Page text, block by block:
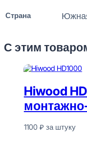
Страна
С этим
Hiwood
1100 ₽ за штуку